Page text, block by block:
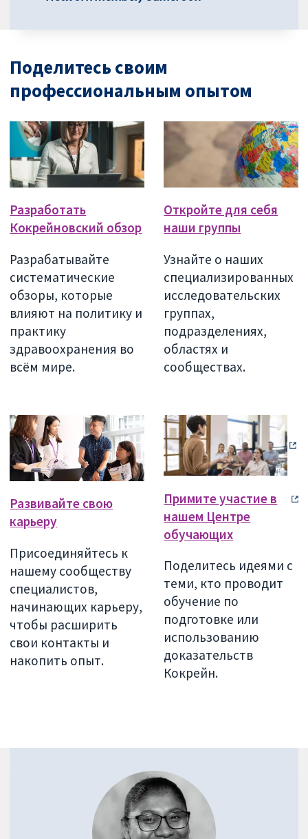
Поделитесь своим
профессиональным опытом
Разработать
Кокрейновский обзор
Разрабатывайте
систематические
обзоры, которые
влияют на политику и
практику
здравоохранения во
всём мире.
Откройте для себя
наши группы
Узнайте о наших
специализированных
исследовательских
группах,
подразделениях,
областях и
сообществах.
Развивайте свою
карьеру
Присоединяйтесь к
нашему сообществу
специалистов,
начинающих карьеру,
чтобы расширить
свои контакты и
накопить опыт.
Примите участие в
нашем Центре
обучающих
Поделитесь идеями с
теми, кто проводит
обучение по
подготовке или
использованию
доказательств
Кокрейн.